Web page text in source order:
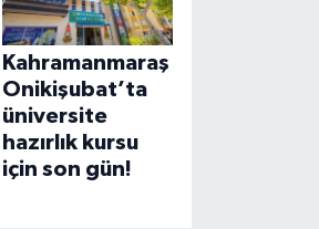
Kahramanmaraş
Onikişubat’ta
üniversite
hazırlık kursu
için son gün!